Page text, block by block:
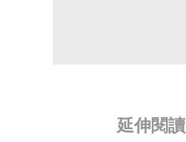
延伸閱讀